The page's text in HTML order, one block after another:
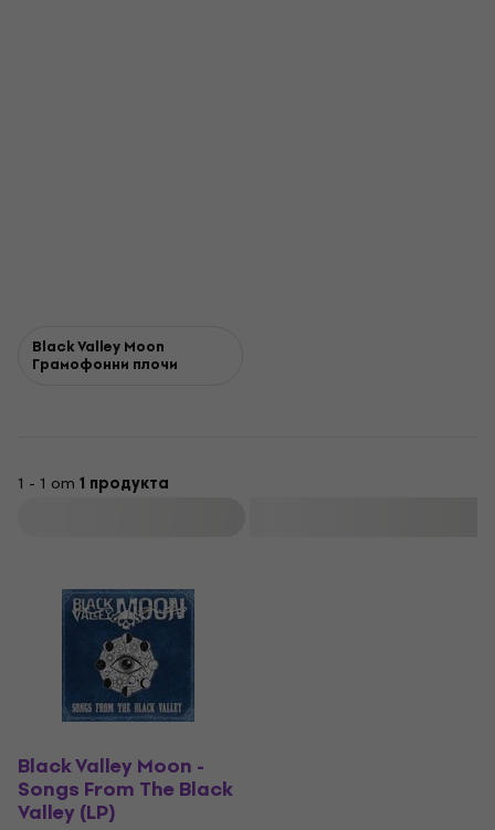
Black Valley Moon
Грамофонни плочи
1 - 1 от 1 продукта
Black Valley Moon -
Songs From The Black
Valley (LP)